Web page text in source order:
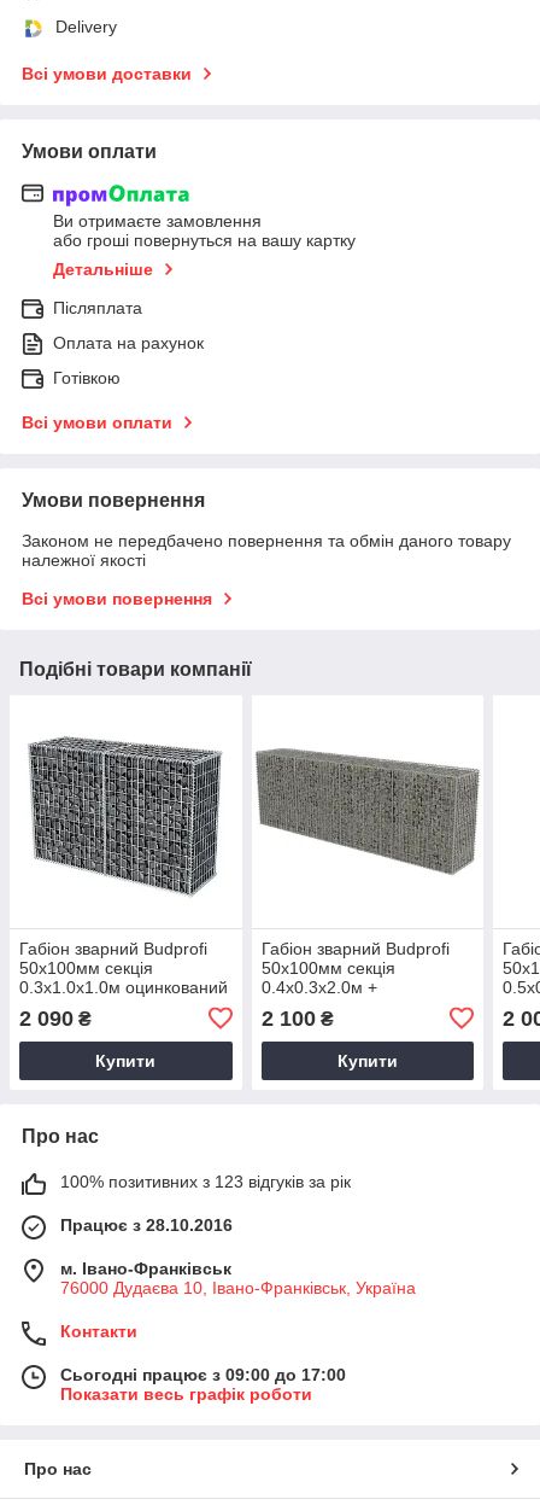
Delivery
Всі умови доставки
Умови оплати
Ви отримаєте замовлення
або гроші повернуться на вашу картку
Детальніше
Післяплата
Оплата на рахунок
Готівкою
Всі умови оплати
Умови повернення
Законом не передбачено повернення та обмін даного товару
належної якості
Всі умови повернення
Подібні товари компанії
Габіон зварний Budprofi
50х100мм секція
0.3х1.0х1.0м оцинкований
2 090 ₴
Купити
Габіон зварний Budprofi
50х100мм секція
0.4х0.3х2.0м +
перегородка оцинкований
для огорожі
2 100₴
Купити
2
Про нас
100% позитивних з 123 відгуків за рік
Працює з 28.10.2016
м. Івано-Франківськ
76000 Дудаєва 10, Івано-Франківськ, Україна
Контакти
Сьогодні працює з 09:00 до 17:00
Показати весь графік роботи
Про нас